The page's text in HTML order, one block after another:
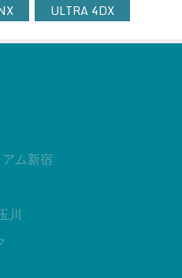
ULTRA 4DX
ム新宿
川